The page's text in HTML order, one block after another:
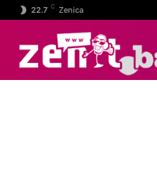
22.7 C Zenica